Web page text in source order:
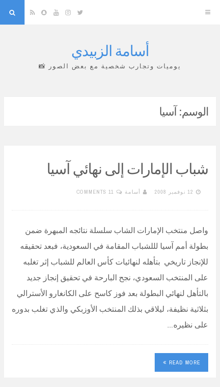
Twitter
Instagram
YouTube
Snapchat
RSS
أسامة الزبيدي
يوميات وتجارب شخصية مع بعض الصور 📸
الوسم:آسيا
شباب الإمارات إلى نهائي آسيا
12 نوفمبر 2008 أسامة 11 COMMENTS
واصل منتخب الإمارات الشاب سلسلة نتائجه المبهرة ضمن
بطولة أمم آسيا لللشباب المقامة في السعودية، فبعد تحقيقه
للإنجاز تاريخي بتأهله لنهائيات كأس العالم للشباب إثر تغلبه
على المنتخب السعودي، نجح البارحة في تحقيق إنجاز جديد
بالتأهل لنهائي البطولة بعد فوز كاسح على الكانغارو الأسترالي
بثلاثية نظيفة، ليلاقي بذلك المنتخب الأوزبكي والذي تغلب بدوره
على نظيره…
READ MORE